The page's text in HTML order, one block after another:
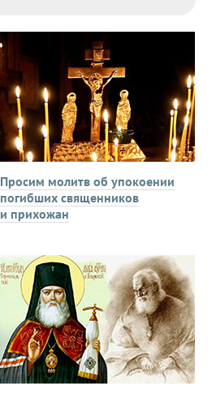
Просим молитв об упокоении
погибших священников
и прихожан